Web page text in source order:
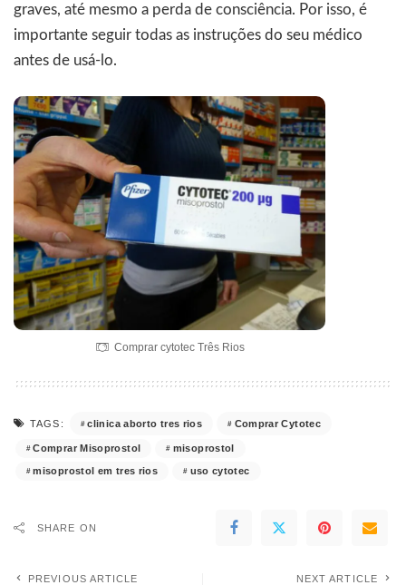
graves, até mesmo a perda de consciência. Por isso, é
importante seguir todas as instruções do seu médico
antes de usá-lo.
Comprar cytotec Três Rios
TAGS: clinica aborto tres rios Comprar Cytotec
Comprar Misoprostol misoprostol
misoprostol em tres rios uso cytotec
SHARE ON
PREVIOUS ARTICLE NEXT ARTICLE